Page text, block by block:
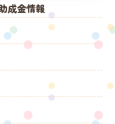
成金情報